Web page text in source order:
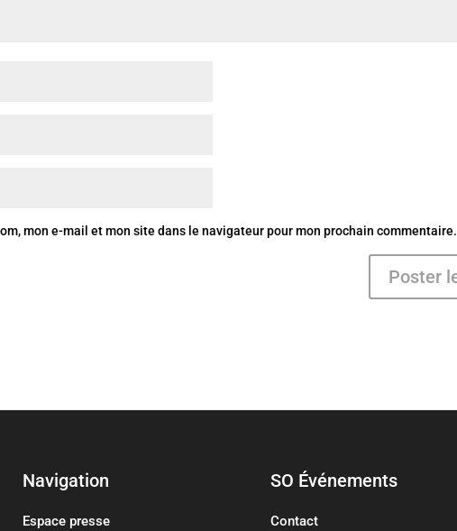
mon e-mail et mon site dans le navigateur pour mon prochain commentaire.
Navigation
Espace presse
SO Événements
Contact